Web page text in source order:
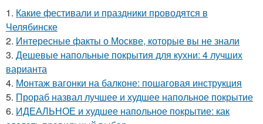
1. Какие фестивали и праздники проводятся в
Челябинске
2. Интересные факты о Москве, которые вы не знали
3. Дешевые напольные покрытия для кухни: 4 лучших
варианта
4. Монтаж вагонки на балконе: пошаговая инструкция
5. Прораб назвал лучшее и худшее напольное покрытие
6. ИДЕАЛЬНОЕ и худшее напольное покрытие: как